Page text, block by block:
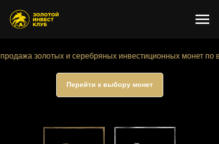
и серебряных инвестиционных монет по выгодным
Перейти к выбору монет